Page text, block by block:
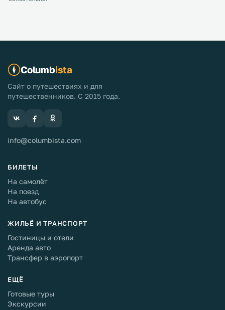
Columbista
Сайт о путешествиях и для
путешественников. С 2015 года.
info@columbista.com
БИЛЕТЫ
На самолёт
На поезд
На автобус
ЖИЛЬЁ И ТРАНСПОРТ
Гостиницы и отели
Аренда авто
Трансфер в аэропорт
ЕЩЁ
Готовые туры
Экскурсии